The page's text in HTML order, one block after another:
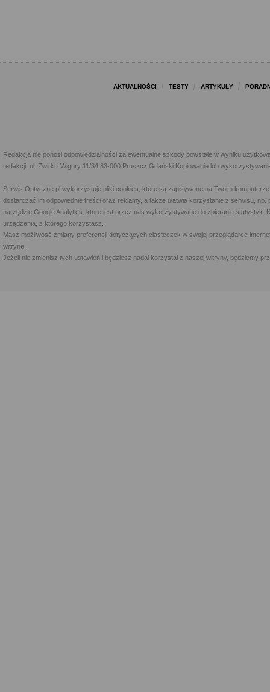
AKTUALNOŚCI TESTY ARTYKUŁY
Redakcja nie ponosi odpowiedzialności za ewentualne szkody powstałe w wyniku
redakcji: ul. Żwirki i Wigury 11/34 83-000 Pruszcz Gdański Kopiowanie lub
Serwis Optyczne.pl wykorzystuje pliki cookies, które są zapisywane na Twoim
dostarczać im odpowiednie treści oraz reklamy, a także ułatwia korzystanie z serwisu,
narzędzie Google Analytics, które jest przez nas wykorzystywane do zbierania statystyk.
urządzenia, z którego korzystasz.
Masz możliwość zmiany preferencji dotyczących ciasteczek w swojej przeglądarce
witrynę.
Jeżeli nie zmienisz tych ustawień i będziesz nadal korzystał z naszej witryny, będziemy